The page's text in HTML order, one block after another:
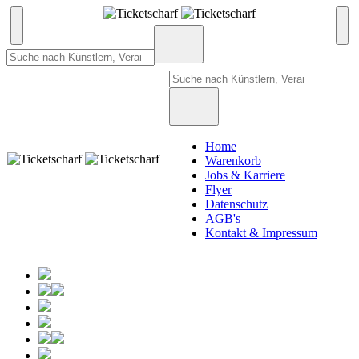
Home
Warenkorb
Jobs & Karriere
Flyer
Datenschutz
AGB's
Kontakt & Impressum